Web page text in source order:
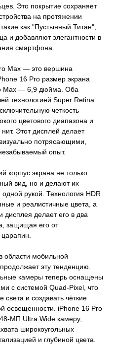
Это покрытие сохраняет
на протяжении
как "Пустынный Титан",
и добавляют элегантности в
смартфона.
Max — это вершина
16 Pro размер экрана
Max — 6,9 дюйма. Оба
технологией Super Retina
четкость
цветового диапазона и
Этот дисплей делает
потрясающими,
опыт.
корпус экрана не только
вид, но и делают их
рукой. Технология HDR
и реалистичные цвета, а
дисплея делает его в два
защищая его от
области мобильной
эту тенденцию.
камеры теперь оснащены
с системой Quad-Pixel, что
света и создавать чёткие
освещенности. iPhone 16 Pro
МП Ultra Wide камеру,
широкоугольных
и глубиной цвета.